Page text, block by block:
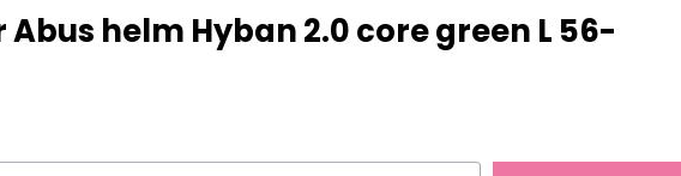
helm Hyban 2.0 core green L 56-